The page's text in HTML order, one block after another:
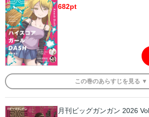
682pt
この巻のあらすじを 見る ▼
月刊ビッグガンガン 2026